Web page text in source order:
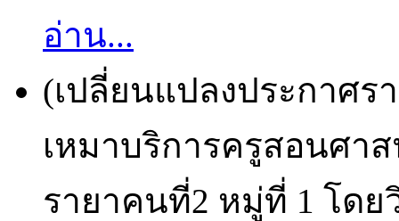
อ่าน...
(เปลี่ยนแปลงประกาศร
เหมาบริการครูสอนศ
รายาคนที่2 หมู่ที่ 1 โดย